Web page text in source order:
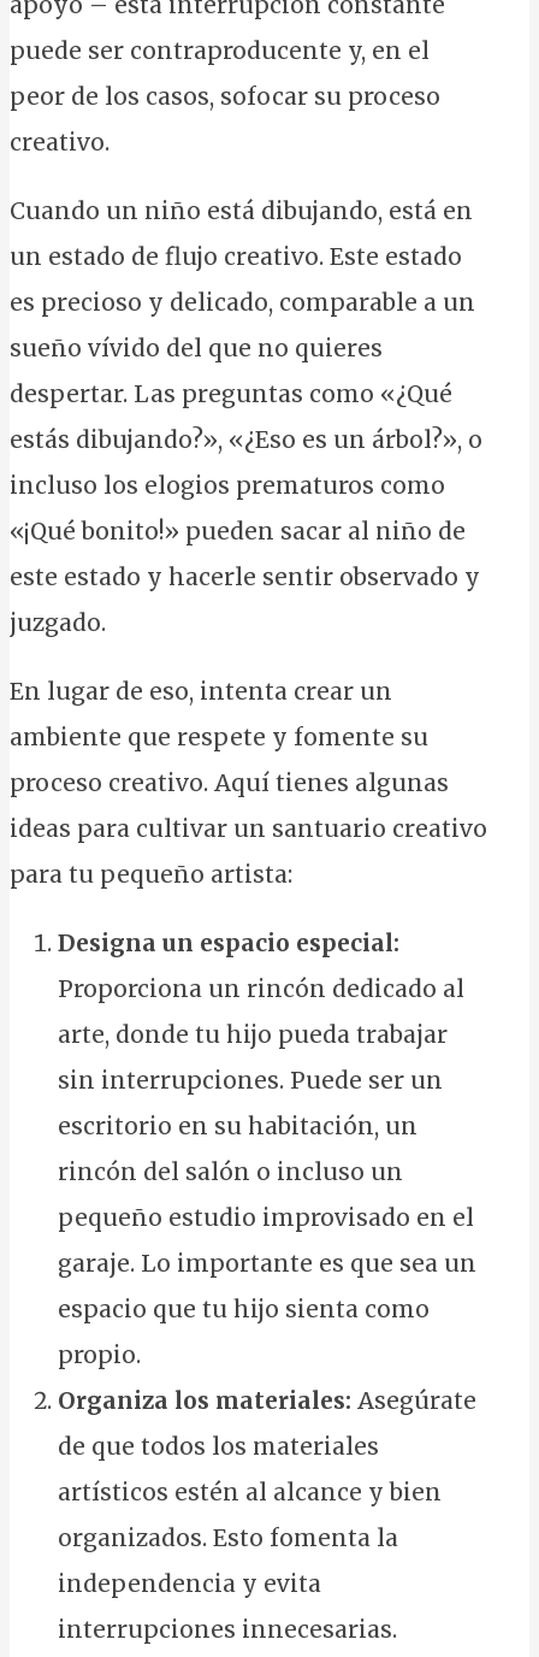
puede ser contraproducente y, en el
peor de los casos, sofocar su proceso
creativo.
Cuando un niño está dibujando, está en
un estado de flujo creativo. Este estado
es precioso y delicado, comparable a un
sueño vívido del que no quieres
despertar. Las preguntas como «¿Qué
estás dibujando?», «¿Eso es un árbol?», o
incluso los elogios prematuros como
«¡Qué bonito!» pueden sacar al niño de
este estado y hacerle sentir observado y
juzgado.
En lugar de eso, intenta crear un
ambiente que respete y fomente su
proceso creativo. Aquí tienes algunas
ideas para cultivar un santuario creativo
para tu pequeño artista:
Designa un espacio especial:
Proporciona un rincón dedicado al
arte, donde tu hijo pueda trabajar
sin interrupciones. Puede ser un
escritorio en su habitación, un
rincón del salón o incluso un
pequeño estudio improvisado en el
garaje. Lo importante es que sea un
espacio que tu hijo sienta como
propio.
Organiza los materiales: Asegúrate
de que todos los materiales
artísticos estén al alcance y bien
organizados. Esto fomenta la
independencia y evita
interrupciones innecesarias.